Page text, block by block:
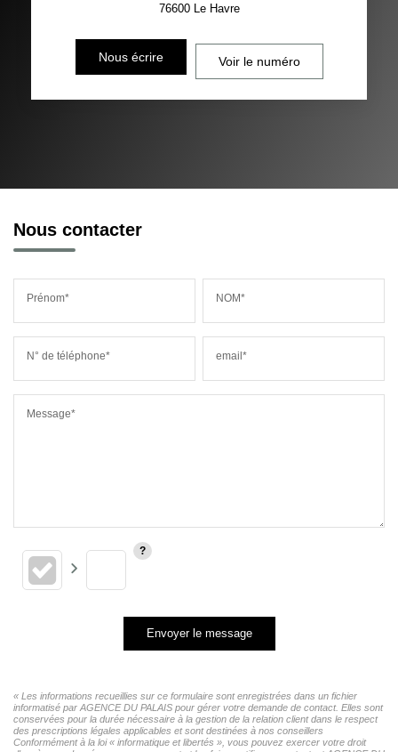
76600 Le Havre
Nous écrire Voir le numéro
Nous contacter
Prénom* NOM*
N° de téléphone* email*
Message*
Envoyer le message
« Les informations recueillies sur ce formulaire sont enregistrées dans un fichier
informatisé par AGENCE DU PALAIS pour gérer votre demande de contact. Elles sont
conservées pour la durée nécessaire à la gestion de la relation client dans le respect
des prescriptions légales applicables et sont destinées à nos conseillers
Conformément à la loi « informatique et libertés », vous pouvez exercer votre droit